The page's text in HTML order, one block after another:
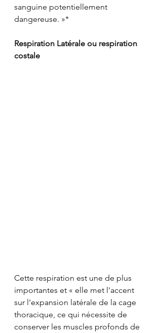
sanguine potentiellement
dangereuse. »*
Respiration Latérale ou respiration
costale
Cette respiration est une de plus
importantes et « elle met l'accent
sur l'expansion latérale de la cage
thoracique, ce qui nécessite de
conserver les muscles profonds de